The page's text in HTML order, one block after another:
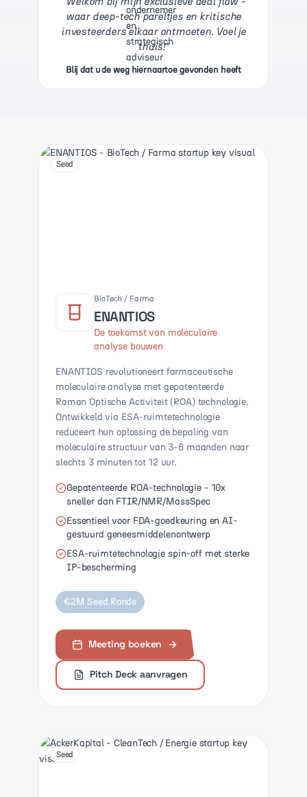
waar deep-tech pareltjes en kritische
investeerders elkaar ontmoeten. Voel je
thuis!"
Blij dat u de weg hiernaartoe gevonden heeft
Seed
BioTech / Farma
ENANTIOS
De toekomst van moleculaire
analyse bouwen
ENANTIOS revolutioneert farmaceutische
moleculaire analyse met gepatenteerde
Raman Optische Activiteit (ROA) technologie.
Ontwikkeld via ESA-ruimtetechnologie
reduceert hun oplossing de bepaling van
moleculaire structuur van 3-6 maanden naar
slechts 3 minuten tot 12 uur.
Gepatenteerde ROA-technologie - 10x
sneller dan FTIR/NMR/MassSpec
Essentieel voor FDA-goedkeuring en AI-
gestuurd geneesmiddelenontwerp
ESA-ruimtetechnologie spin-off met sterke
IP-bescherming
€2M Seed Ronde
Meeting boeken
Pitch Deck aanvragen
Seed